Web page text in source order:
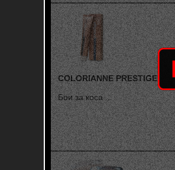
COLORIANNE PRESTIGE
Бои за коса ...